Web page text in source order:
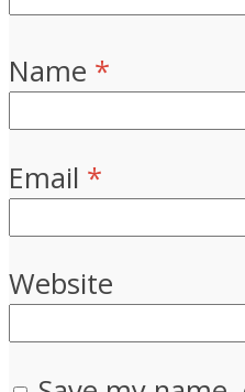
Name *
Email *
Website